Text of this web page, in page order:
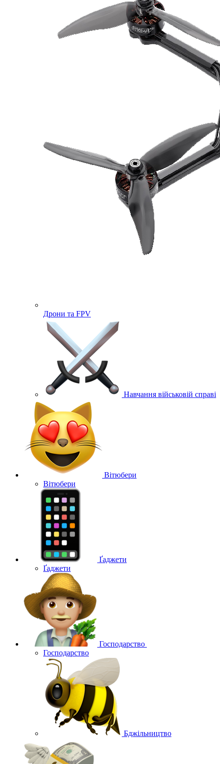
Дрони та FPV
Навчання військовій справі
Вітюбери
Вітюбери
Ґаджети
Ґаджети
Господарство
Господарство
Бджільництво